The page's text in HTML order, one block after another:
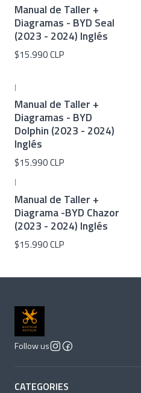
Manual de Taller +
Diagramas - BYD Seal
(2023 - 2024) Inglés
$15.990 CLP
|
Manual de Taller +
Diagramas - BYD
Dolphin (2023 - 2024)
Inglés
$15.990 CLP
|
Manual de Taller +
Diagrama -BYD Chazor
(2023 - 2024) Inglés
$15.990 CLP
Follow us
CATEGORIES